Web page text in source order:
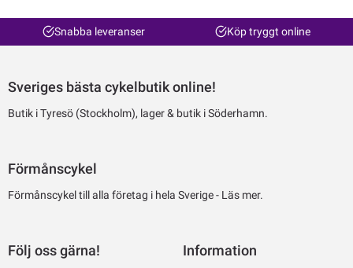
Snabba leveranser Köp tryggt online
Sveriges bästa cykelbutik online!
Butik i Tyresö (Stockholm), lager & butik i Söderhamn.
Förmånscykel
Förmånscykel till alla företag i hela Sverige - Läs mer.
Följ oss gärna! Information